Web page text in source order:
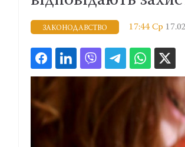
ЗАКОНОДАВСТВО 17:44 Ср